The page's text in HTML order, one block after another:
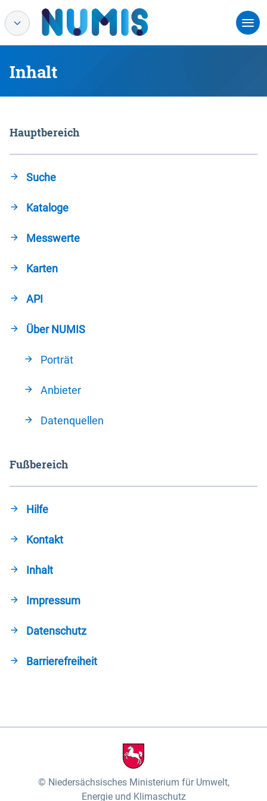
Inhalt
Hauptbereich
Suche
Kataloge
Messwerte
Karten
API
Über NUMIS
Porträt
Anbieter
Datenquellen
Fußbereich
Hilfe
Kontakt
Inhalt
Impressum
Datenschutz
Barrierefreiheit
Niedersächsisches Ministerium für Umwelt,
Energie und Klimaschutz